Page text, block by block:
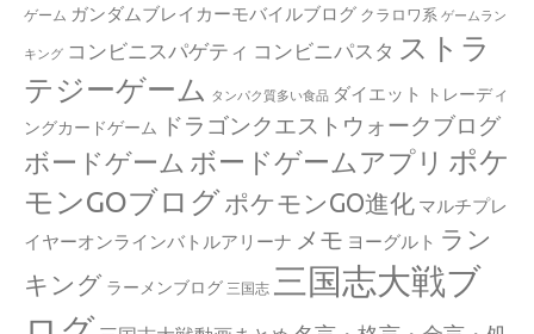
ゲーム ガンダムブレイカーモバイルブログ クラロワ系 ゲームラン
キング コンビニスパゲティ コンビニパスタ ストラ
テジーゲーム
タンパク質多い食品 ダイエット
トレーディ
ングカードゲーム
ドラゴンクエストウォークブログ
ボードゲーム ボードゲームアプリ ポケ
モンGOブログ ポケモンGO進化 マルチプレ
イヤーオンラインバトルアリーナ メモ ヨーグルト ラン
キング ラーメンブログ 三国志 三国志大戦ブ